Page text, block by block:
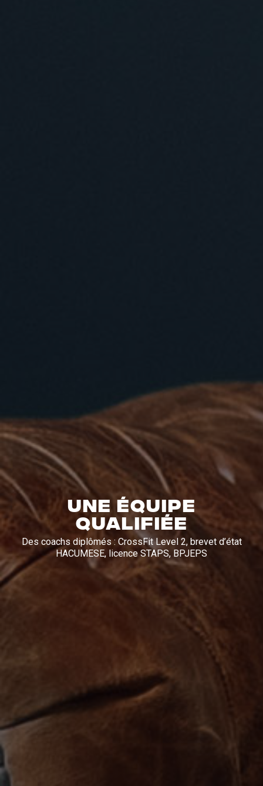
UNE ÉQUIPE
QUALIFIÉE
Des coachs diplômés : CrossFit Level 2, brevet d’état
HACUMESE, licence STAPS, BPJEPS